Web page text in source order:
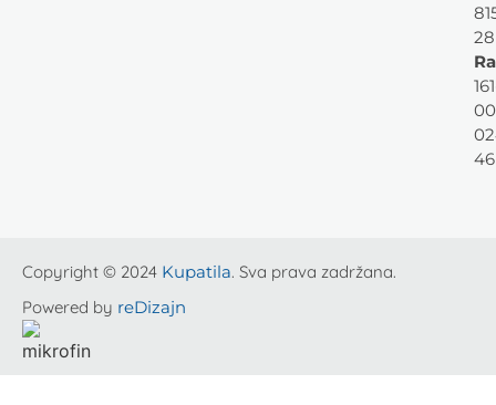
28
46
Copyright © 2024 Kupatila. Sva prava zadržana.
Powered by reDizajn